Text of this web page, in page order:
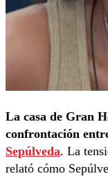
La casa de Gran
confrontación
Sepúlveda. La
relató cómo